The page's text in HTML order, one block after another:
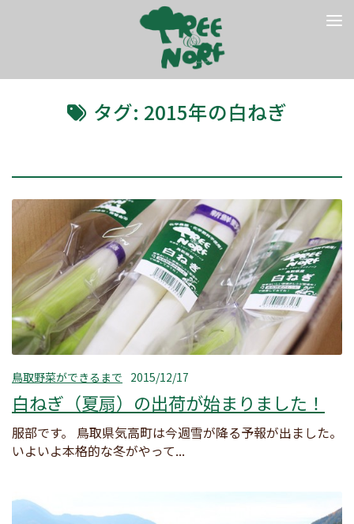
コンテンツへスキップ
タグ: 2015年の白ねぎ
鳥取野菜ができるまで 2015/12/17
白ねぎ（夏扇）の出荷が始まりました！
服部です。 鳥取県気高町は今週雪が降る予報が出ました。
いよいよ本格的な冬がやって...